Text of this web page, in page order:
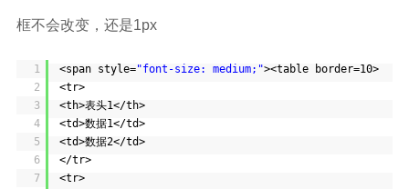
框不会改变，还是1px
1
2
3
4
5
6
7
<span style="font-size: medium;"><table border=10>
<tr>
<th>表头1</th>
<td>数据1</td>
<td>数据2</td>
</tr>
<tr>